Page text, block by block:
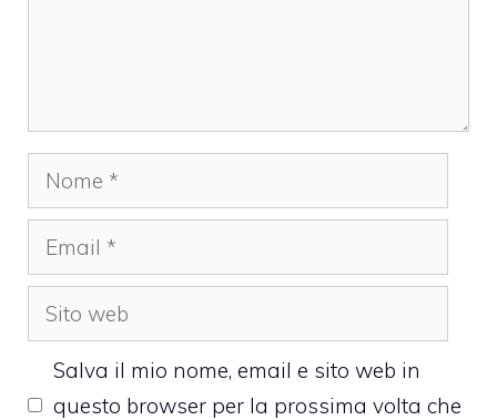
Nome
Email
Sito
web
Salva il mio nome, email e sito web in
questo browser per la prossima volta che